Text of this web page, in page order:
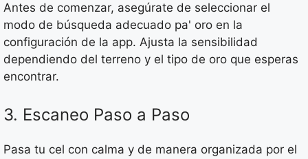
Antes de comenzar, asegúrate de seleccionar el
modo de búsqueda adecuado pa' oro en la
configuración de la app. Ajusta la sensibilidad
dependiendo del terreno y el tipo de oro que esperas
encontrar.
3. Escaneo Paso a Paso
Pasa tu cel con calma y de manera organizada por el